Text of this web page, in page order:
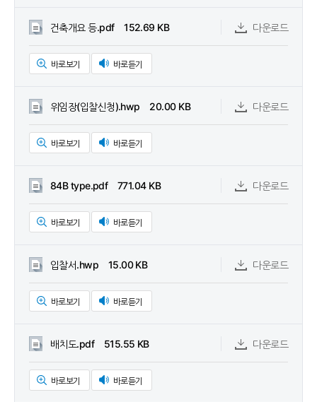
건축개요 등.pdf 152.69 KB 다운로드
바로보기 바로듣기
위임장(입찰신청).hwp 20.00 KB 다운로드
바로보기 바로듣기
84B type.pdf 771.04 KB 다운로드
바로보기 바로듣기
입찰서.hwp 15.00 KB 다운로드
바로보기 바로듣기
배치도.pdf 515.55 KB 다운로드
바로보기 바로듣기